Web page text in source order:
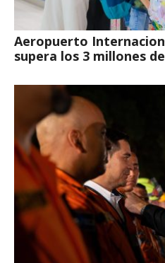
Aeropuerto
supera los 3 millones